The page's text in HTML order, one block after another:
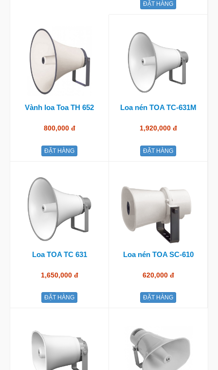
ĐẶT HÀNG
Vành loa Toa TH 652
800,000 đ
ĐẶT HÀNG
Loa nén TOA TC-631M
1,920,000 đ
ĐẶT HÀNG
Loa TOA TC 631
1,650,000 đ
ĐẶT HÀNG
Loa nén TOA SC-610
620,000 đ
ĐẶT HÀNG